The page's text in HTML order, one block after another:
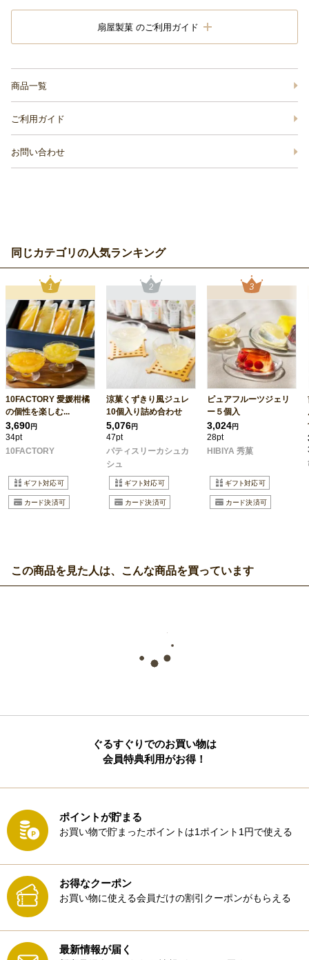
扇屋製菓 のご利用ガイド
商品一覧
ご利用ガイド
お問い合わせ
同じカテゴリの人気ランキング
10FACTORY 愛媛柑橘
の個性を楽しむ...
3,690円
34pt
10FACTORY
涼菓くずきり風ジュレ
10個入り詰め合わせ
5,076円
47pt
パティスリーカシュカ
シュ
ピュアフルーツジェリ
ー５個入
3,024円
28pt
HIBIYA 秀菓
この商品を見た人は、こんな商品を買っています
ぐるすぐりでのお買い物は
会員特典利用がお得！
ポイントが貯まる
お買い物で貯まったポイントは1ポイント1円で使える
お得なクーポン
お買い物に使える会員だけの割引クーポンがもらえる
最新情報が届く